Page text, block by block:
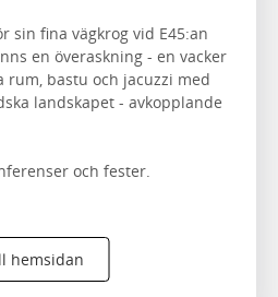
sin fina vägkrog vid E45:an
en överaskning - en vacker
bastu och jacuzzi med
landskapet - avkopplande
och fester.
hemsidan